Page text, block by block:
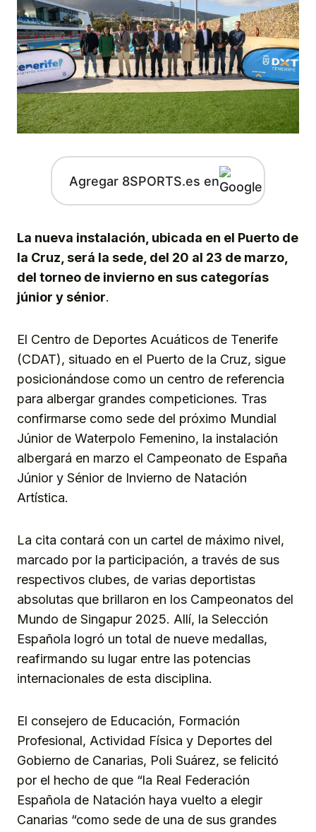
Agregar 8SPORTS.es en
La nueva instalación, ubicada en el Puerto de
la Cruz, será la sede, del 20 al 23 de marzo,
del torneo de invierno en sus categorías
júnior y sénior.
El Centro de Deportes Acuáticos de Tenerife
(CDAT), situado en el Puerto de la Cruz, sigue
posicionándose como un centro de referencia
para albergar grandes competiciones. Tras
confirmarse como sede del próximo Mundial
Júnior de Waterpolo Femenino, la instalación
albergará en marzo el Campeonato de España
Júnior y Sénior de Invierno de Natación
Artística.
La cita contará con un cartel de máximo nivel,
marcado por la participación, a través de sus
respectivos clubes, de varias deportistas
absolutas que brillaron en los Campeonatos del
Mundo de Singapur 2025. Allí, la Selección
Española logró un total de nueve medallas,
reafirmando su lugar entre las potencias
internacionales de esta disciplina.
El consejero de Educación, Formación
Profesional, Actividad Física y Deportes del
Gobierno de Canarias, Poli Suárez, se felicitó
por el hecho de que “la Real Federación
Española de Natación haya vuelto a elegir
Canarias “como sede de una de sus grandes